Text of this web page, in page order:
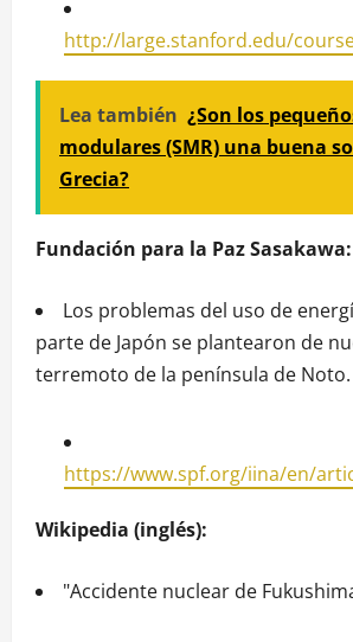
http://large.stanford.edu/
Lea también ¿Son los
modulares (SMR) una buena
Grecia?
Fundación para la Paz Sasakawa:
Los problemas del uso de
parte de Japón se plantearon de
terremoto de la península de Noto.
https://www.spf.org/iina/en/
Wikipedia (inglés):
"Accidente nuclear de